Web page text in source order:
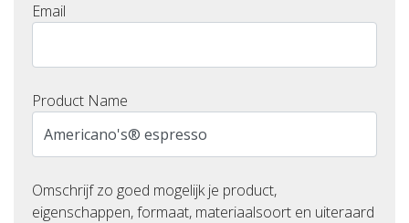
Email
Product Name
Omschrijf zo goed mogelijk je product,
eigenschappen, formaat, materiaalsoort en uiteraard